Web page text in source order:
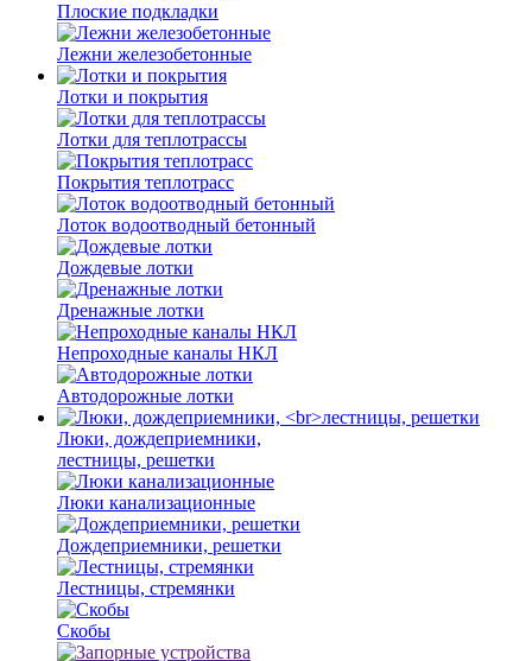
Плоские подкладки
Лежни железобетонные
Лотки и покрытия
Лотки для теплотрассы
Покрытия теплотрасс
Лоток водоотводный бетонный
Дождевые лотки
Дренажные лотки
Непроходные каналы НКЛ
Автодорожные лотки
Люки, дождеприемники,
лестницы, решетки
Люки канализационные
Дождеприемники, решетки
Лестницы, стремянки
Скобы